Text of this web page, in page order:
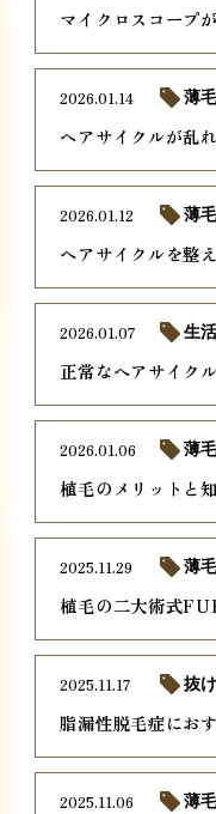
マイクロスコープ
ヘアサイクルが乱
2026.01.14 薄
ヘアサイクルを整
2026.01.12 薄
正常なヘアサイク
2026.01.07 生
植毛のメリットと
2026.01.06 薄
植毛の二大術式
2025.11.29 薄
脂漏性脱毛症にお
2025.11.17 抜
2025.11.06 薄